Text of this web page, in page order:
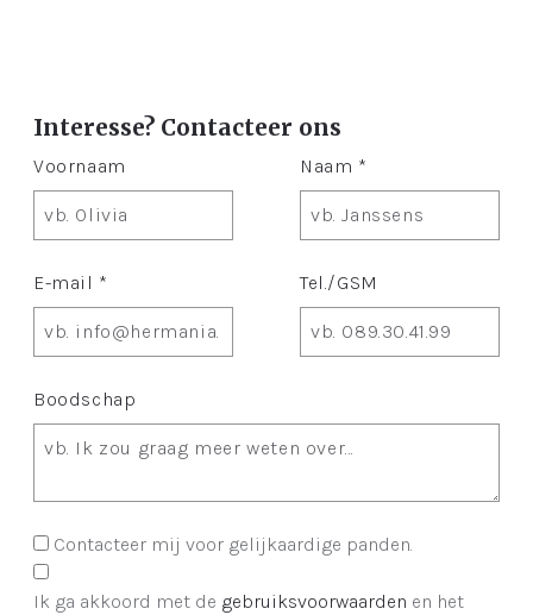
Interesse? Contacteer ons
Voornaam Naam *
E-mail * Tel./GSM
Boodschap
Contacteer mij voor gelijkaardige panden.
Ik ga akkoord met de gebruiksvoorwaarden en het